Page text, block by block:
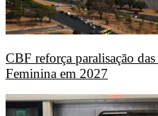
CBF reforça paralisação
Feminina em 2027